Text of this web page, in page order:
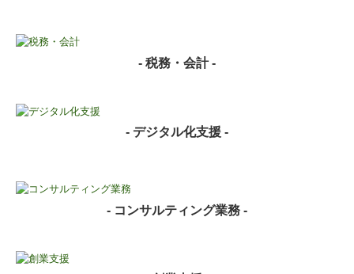
- 税務・会計 -
- デジタル化支援 -
- コンサルティング業務 -